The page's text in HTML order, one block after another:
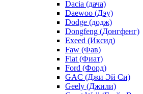
Dacia (дача)
Daewoo (Дэу)
Dodge (додж)
Dongfeng (Донгфенг)
Exeed (Иксид)
Faw (Фав)
Fiat (Фиат)
Ford (Форд)
GAC (Джи Эй Си)
Geely (Джили)